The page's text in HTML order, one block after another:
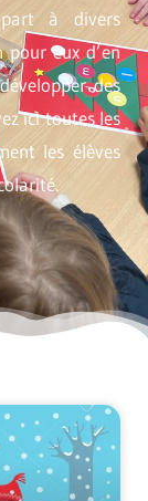
part à divers
pour eux d’en
des
ici toutes les
les élèves